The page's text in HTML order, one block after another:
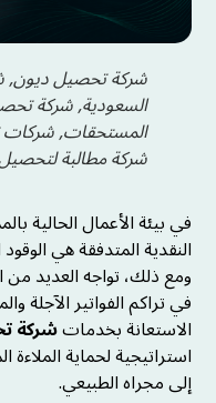
شركة تحصيل
السعودية, شركة
المستحقات,
شركة مطالبة
في بيئة الأعمال الحالية
النقدية المتدفقة هي
ومع ذلك، تواجه العديد من
في تراكم الفواتير الآجلة
الاستعانة بخدماتشركة
استراتيجية لحماية
إلى مجراه الطبيعي.